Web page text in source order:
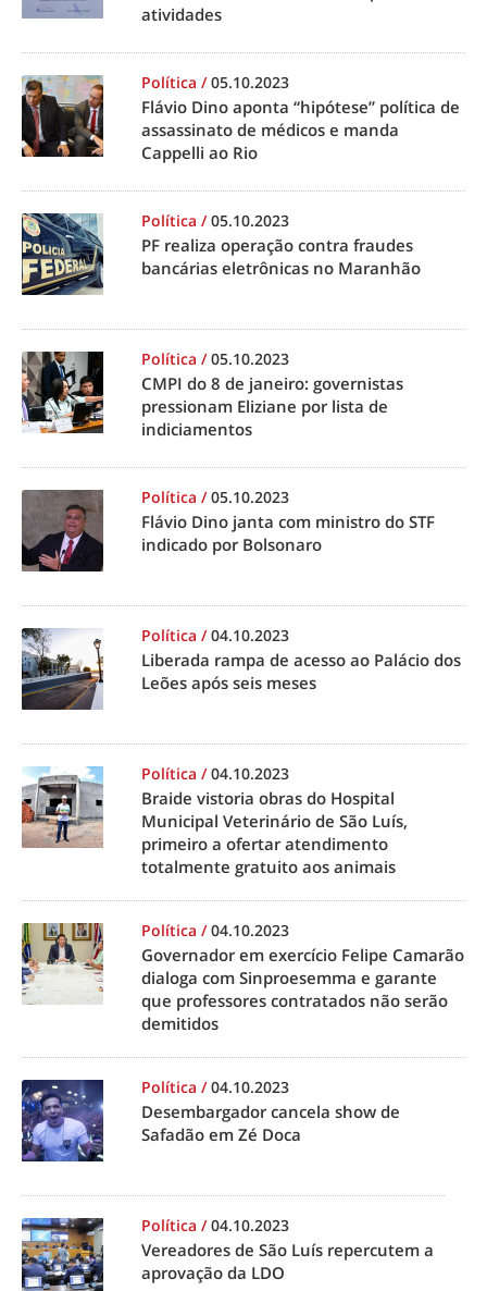
atividades
Política /05.10.2023
Flávio Dino aponta “hipótese” política de
assassinato de médicos e manda
Cappelli ao Rio
Política /05.10.2023
PF realiza operação contra fraudes
bancárias eletrônicas no Maranhão
Política /05.10.2023
CMPI do 8 de janeiro: governistas
pressionam Eliziane por lista de
indiciamentos
Política /05.10.2023
Flávio Dino janta com ministro do STF
indicado por Bolsonaro
Política /04.10.2023
Liberada rampa de acesso ao Palácio dos
Leões após seis meses
Política /04.10.2023
Braide vistoria obras do Hospital
Municipal Veterinário de São Luís,
primeiro a ofertar atendimento
totalmente gratuito aos animais
Política /04.10.2023
Governador em exercício Felipe Camarão
dialoga com Sinproesemma e garante
que professores contratados não serão
demitidos
Política /04.10.2023
Desembargador cancela show de
Safadão em Zé Doca
Política /04.10.2023
Vereadores de São Luís repercutem a
aprovação da LDO